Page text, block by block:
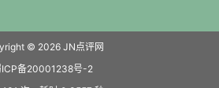
© 2026 JN点评网
ICP备20001238号-2